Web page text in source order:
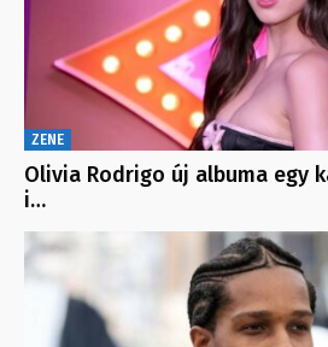
ZENE
Olivia Rodrigo új albuma egy
i…